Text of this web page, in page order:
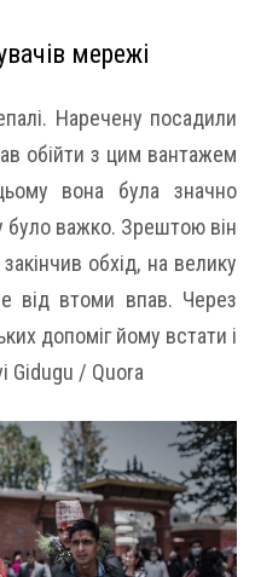
мережі
Наречену посадили
обійти з цим вантажем
вона була значно
було важко. Зрештою він
обхід, на велику
від втоми впав. Через
допоміг йому встати і
Gidugu / Quora